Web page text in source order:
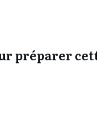
préparer